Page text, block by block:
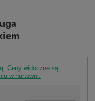
Ceny widoczne są
w hurtowni.